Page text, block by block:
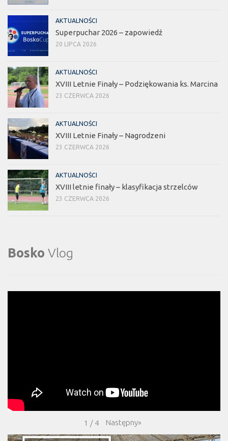
AKTUALNOŚCI
Superpuchar 2026 – zapowiedź
20 LIPCA 2026
AKTUALNOŚCI
XVIII Letnie Finały – Podziękowania ks. Marcina
23 CZERWCA 2026
AKTUALNOŚCI
XVIII Letnie Finały – Nagrodzeni
23 CZERWCA 2026
AKTUALNOŚCI
XVIII letnie finały – klasyfikacja strzelców
23 CZERWCA 2026
Bosko Vlog
1 / 4 Następny»